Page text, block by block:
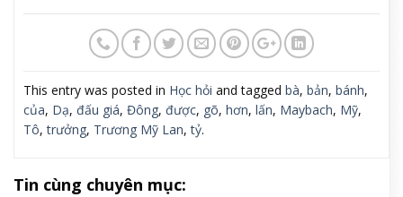
This entry was posted in Học hỏi and tagged bà, bản, bánh,
của, Dạ, đấu giá, Đông, được, gõ, hơn, lấn, Maybach, Mỹ,
Tô,trưởng, Trương Mỹ Lan,tỷ.
Tin cùng chuyên mục: